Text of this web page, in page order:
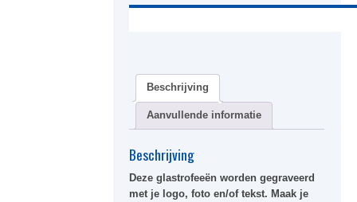
Beschrijving
Aanvullende informatie
Beschrijving
Deze glastrofeeën worden gegraveerd
met je logo, foto en/of tekst. Maak je